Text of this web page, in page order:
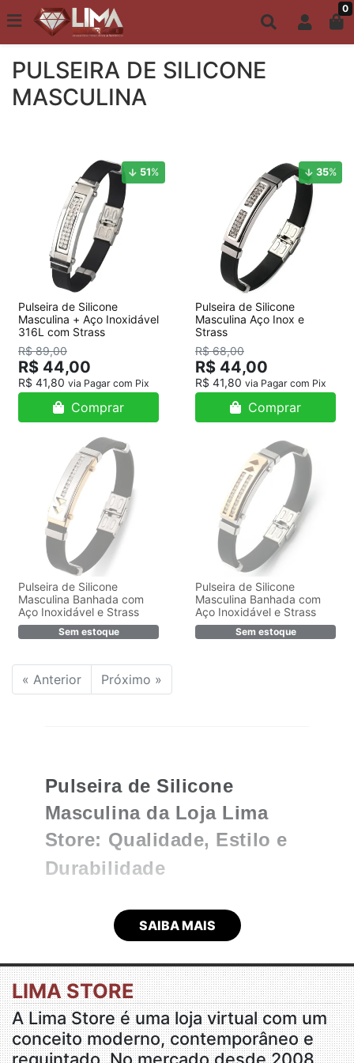
Todo site até 6X s/ juros | Frete Grátis a partir de R$149,00 0
PULSEIRAS MASCULINAS
PULSEIRA DE SILICONE
MASCULINA
51%
Pulseira de Silicone
Masculina + Aço Inoxidável
316L com Strass
R$ 89,00
R$ 44,00
R$ 41,80 via Pagar com Pix
Comprar
35%
Pulseira de Silicone
Masculina Aço Inox e
Strass
R$ 68,00
R$ 44,00
R$ 41,80 via Pagar com Pix
Comprar
Pulseira de Silicone
Masculina Banhada com
Aço Inoxidável e Strass
Sem estoque
Pulseira de Silicone
Masculina Banhada com
Aço Inoxidável e Strass
Sem estoque
« Anterior Próximo »
Pulseira de Silicone
Masculina da Loja Lima
Store: Qualidade, Estilo e
Durabilidade
A pulseira de silicone masculina é um acessório que
vem ganhando destaque no universo da moda
masculina. Sua versatilidade, aliada à durabilidade e
ao estilo, faz com que ela seja uma escolha cada
vez mais popular entre homens de todas as idades.
SAIBA MAIS
LIMA STORE
A Lima Store é uma loja virtual com um
conceito moderno, contemporâneo e